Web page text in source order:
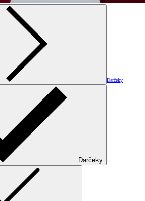
Darčeky
Darčeky